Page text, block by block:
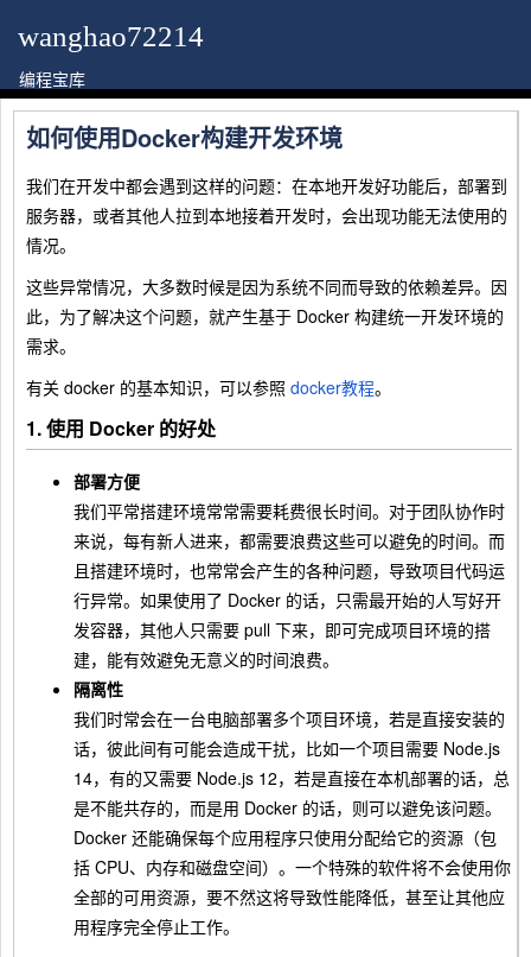
wanghao72214
编程宝库
如何使用Docker构建开发环境
我们在开发中都会遇到这样的问题：在本地开发好功能后，部署到
服务器，或者其他人拉到本地接着开发时，会出现功能无法使用的
情况。
这些异常情况，大多数时候是因为系统不同而导致的依赖差异。因
此，为了解决这个问题，就产生基于 Docker 构建统一开发环境的
需求。
有关 docker 的基本知识，可以参照 docker教程。
1. 使用 Docker 的好处
部署方便
我们平常搭建环境常常需要耗费很长时间。对于团队协作时
来说，每有新人进来，都需要浪费这些可以避免的时间。而
且搭建环境时，也常常会产生的各种问题，导致项目代码运
行异常。如果使用了 Docker 的话，只需最开始的人写好开
发容器，其他人只需要 pull 下来，即可完成项目环境的搭
建，能有效避免无意义的时间浪费。
隔离性
我们时常会在一台电脑部署多个项目环境，若是直接安装的
话，彼此间有可能会造成干扰，比如一个项目需要 Node.js
14，有的又需要 Node.js 12，若是直接在本机部署的话，总
是不能共存的，而是用 Docker 的话，则可以避免该问题。
Docker 还能确保每个应用程序只使用分配给它的资源（包
括 CPU、内存和磁盘空间）。一个特殊的软件将不会使用你
全部的可用资源，要不然这将导致性能降低，甚至让其他应
用程序完全停止工作。